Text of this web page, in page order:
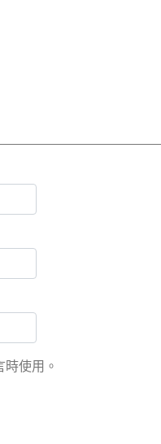
使用。